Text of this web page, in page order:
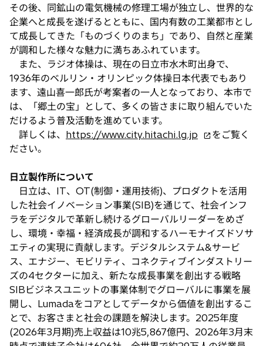
その後、同鉱山の電気機械の修理工場が独立し、世界的な
企業へと成長を遂げるとともに、国内有数の工業都市とし
て成長してきた「ものづくりのまち」であり、自然と産業
が調和した様々な魅力に満ちあふれています。
また、ラジオ体操は、現在の日立市水木町出身で、
1936年のベルリン・オリンピック体操日本代表でもあり
ます、遠山喜一郎氏が考案者の一人となっており、本市で
は、「郷土の宝」として、多くの皆さまに取り組んでいた
だけるよう普及活動を進めています。
詳しくは、 https://www.city.hitachi.lg.jp 新
ブ
で
開
く
をご覧く
ださい。
日立製作所について
日立は、IT、OT(制御・運用技術)、プロダクトを活用
した社会イノベーション事業(SIB)を通じて、社会インフ
ラをデジタルで革新し続けるグローバルリーダーをめざ
し、環境・幸福・経済成長が調和するハーモナイズドソサ
エティの実現に貢献します。デジタルシステム&サービ
ス、エナジー、モビリティ、コネクティブインダストリー
ズの4セクターに加え、新たな成長事業を創出する戦略
SIBビジネスユニットの事業体制でグローバルに事業を展
開し、Lumadaをコアとしてデータから価値を創出するこ
とで、お客さまと社会の課題を解決します。2025年度
(2026年3月期)売上収益は10兆5,867億円、2026年3月末